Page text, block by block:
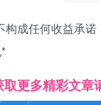
构成任何收益承
更多精彩文章